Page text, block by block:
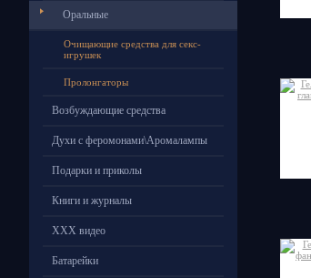
Оральные
Очищающие средства для секс-
игрушек
Пролонгаторы
Возбуждающие средства
Духи с феромонами\Аромалампы
Подарки и приколы
Книги и журналы
ХХХ видео
Батарейки